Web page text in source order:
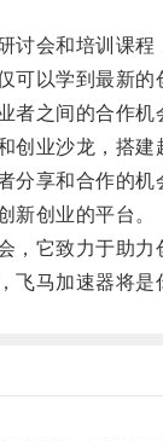
会和培训课程
以学到最新的
之间的合作机
业沙龙，搭建
享和合作的机
创业的平台。
它致力于助力
马加速器将是